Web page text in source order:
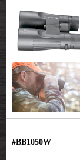
#BB1050W